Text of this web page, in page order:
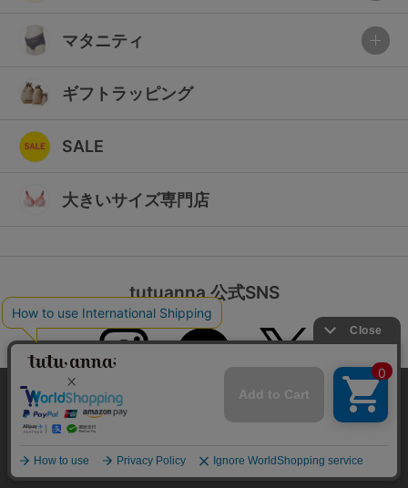
マタニティ
ギフトラッピング
SALE
大きいサイズ専門店
tutuanna 公式SNS
本サイトでは、より快適にご利用いただけるようCookieを利用し
ています。詳細については
をご確認くださ
い。
承諾する